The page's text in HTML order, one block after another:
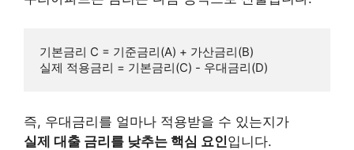
기본금리 C = 기준금리(A) + 가산금리(B)
즉, 우대금리를 얼마나 적용받을 수 있는지가
실제 대출 금리를 낮추는 핵심 요인입니다.